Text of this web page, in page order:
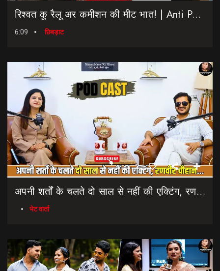
रिश्वत कू रैलू अर कमीशन की मीट भात! | Anti Paper Leak Bill 2026 | Saptahik Chhiprat
6:09 छिबड़ाट
अपनी शर्तों के चलते दो साल से नहीं की एक्टिंग, रणवीर चौहान || Uttarakhand Cinema Untold Secrets
भेट वार्ता